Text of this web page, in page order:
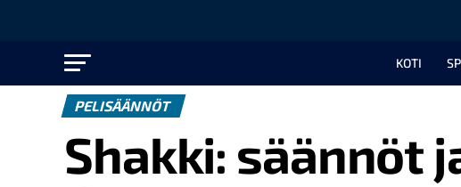
KOTI
PELISÄÄNNÖT
Shakki: säännöt